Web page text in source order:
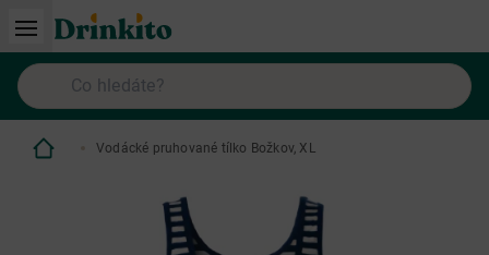
Vodácké pruhované tílko Božkov, XL